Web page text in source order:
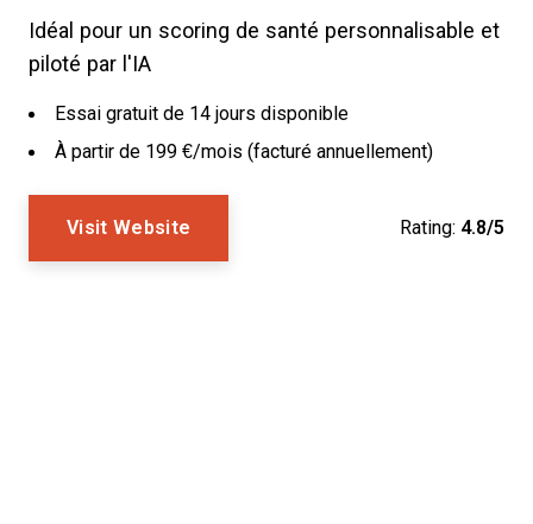
Idéal pour un scoring de santé personnalisable et
piloté par l'IA
Essai gratuit de 14 jours disponible
À partir de 199 €/mois (facturé annuellement)
Visit Website Rating: 4.8/5